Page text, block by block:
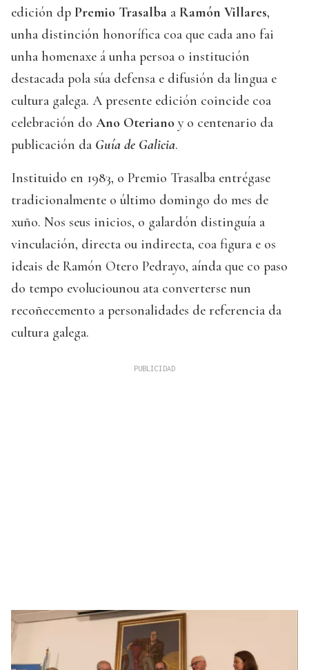
edición dp Premio Trasalba a Ramón Villares,
unha distinción honorífica coa que cada ano fai
unha homenaxe á unha persoa o institución
destacada pola súa defensa e difusión da lingua e
cultura galega. A presente edición coincide coa
celebración do Ano Oteriano y o centenario da
publicación da Guía de Galicia.
Instituido en 1983, o Premio Trasalba entrégase
tradicionalmente o último domingo do mes de
xuño. Nos seus inicios, o galardón distinguía a
vinculación, directa ou indirecta, coa figura e os
ideais de Ramón Otero Pedrayo, aínda que co paso
do tempo evoluciounou ata converterse nun
recoñecemento a personalidades de referencia da
cultura galega.